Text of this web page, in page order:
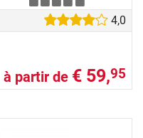
4,0
à partir de € 59,95